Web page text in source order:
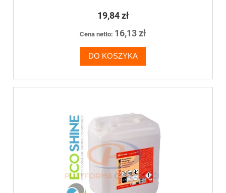
19,84 zł
Cena netto: 16,13 zł
DO KOSZYKA